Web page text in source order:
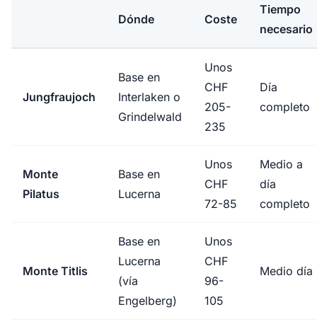
Dónde Coste
Tiempo
necesario
Jungfraujoch
Base en
Interlaken o
Grindelwald
Unos
CHF
205-
235
Día
completo
Monte
Pilatus
Base en
Lucerna
Unos
CHF
72-85
Medio a
día
completo
Monte Titlis
Base en
Lucerna
(vía
Engelberg)
Unos
CHF
96-
105
Medio día